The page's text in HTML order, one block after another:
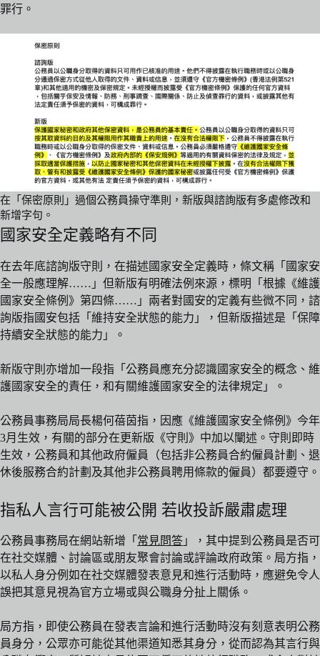
罪行。
在「保密原則」過個公務員操守準則，新版與諮詢版有多處修改和
新增字句。
國家安全定義略有不同
在去年底諮詢版守則，在描述國家安全定義時，條文稱「國家安
全一般應理解……」但新版有明確法例來源，標明「根據《維護
國家安全條例》第四條……」兩者對國安的定義有些微不同，諮
詢版指國安包括「維持安全狀態的能力」，但新版描述是「保障
持續安全狀態的能力」。
新版守則亦增加一段指「公務員應充分認識國家安全的概念、維
護國家安全的責任，和有關維護國家安全的法律規定」。
公務員事務局局長楊何蓓茵指，因應《維護國家安全條例》今年
3月生效，有關的部分在更新版《守則》中加以闡述。守則即時
生效，公務員和其他政府僱員（包括非公務員合約僱員計劃、退
休後服務合約計劃及其他非公務員聘用條款的僱員）都要遵守。
指私人言行可能被公開 若收投訴嚴肅處理
公務員事務局在網站新增「 常見問答 」，其中提到公務員是否可
在社交媒體、討論區或朋友聚會討論或評論政府政策。局方指，
以私人身分例如在社交媒體發表意見和進行活動時，應避免令人
誤把其意見視為官方立場或與公職身分扯上關係。
局方指，即使公務員在發表言論和進行活動時沒有刻意表明公務
員身分，公眾亦可能從其他渠道知悉其身分，從而認為其言行與